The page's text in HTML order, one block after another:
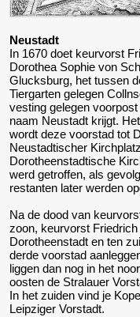
Neustadt
In 1670 doet keurvorst
Dorothea Sophie von
Glucksburg, het tussen
Tiergarten gelegen
vesting gelegen
naam Neustadt krijgt.
wordt deze voorstad tot
Neustadtischer
Dorotheenstadtische
werd getroffen, als
restanten later werden
Na de dood van
zoon, keurvorst
Dorotheenstadt en ten
derde voorstad
liggen dan nog in het
oosten de Stralauer
In het zuiden vind je
Leipziger Vorstadt.